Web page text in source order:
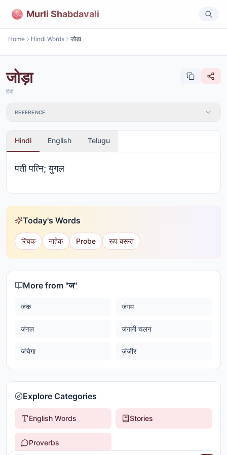
Murli Shabdavali
Home Hindi Words जोड़ा
जोड़ा
हिंदी
REFERENCE
Hindi English Telugu
पती पत्नि; युगल
Today's Words
रिंचक नाहेक Probe रूप बसन्त
More from "ज"
जंक जंगम
जंगल जंगली चलन
जंचेगा ज़ंजीर
Explore Categories
English Words Stories
Proverbs